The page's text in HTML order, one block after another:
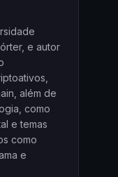
e autor
além de
como
e temas
como
e